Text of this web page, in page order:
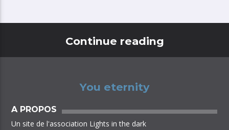
Continue reading
You eternity
A PROPOS
Un site de l'association Lights in the dark